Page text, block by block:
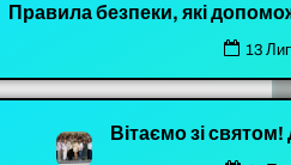
Правила безпеки, які
13
Вітаємо зі